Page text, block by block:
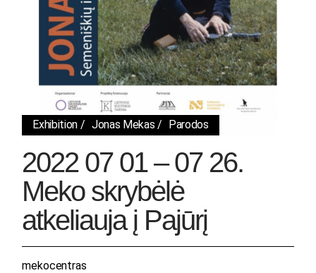
Exhibition Jonas Mekas Parodos
2022 07 01 – 07 26.
Meko skrybėlė
atkeliauja į Pajūrį
mekocentras